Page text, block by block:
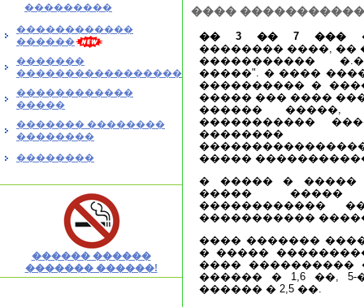
���������
������������
������
�������
�����������������
������������
�����
������� ��������
��������
��������
������ ������
������� ������!
����
�� 3 �� 7 ���
�������� ����, ��
�����������
�����". � ����
���������� �
����� ��� ����
������ �����,
�����������
��������
�����
� ����� � �����
����� �����
������������
�����������
���� �������
� �����
���� ����������
������ � 1,6 ��,
������ � 2,5 ��.